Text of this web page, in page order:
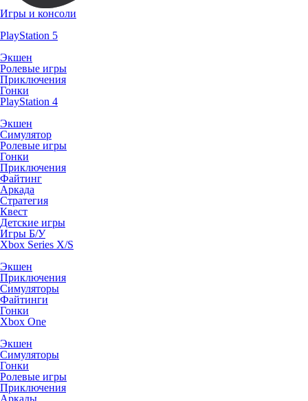
Игры и консоли
PlayStation 5
Экшен
Ролевые игры
Приключения
Гонки
PlayStation 4
Экшен
Симулятор
Ролевые игры
Гонки
Приключения
Файтинг
Аркада
Стратегия
Квест
Детские игры
Игры Б/У
Xbox Series X/S
Экшен
Приключения
Симуляторы
Файтинги
Гонки
Xbox One
Экшен
Симуляторы
Гонки
Ролевые игры
Приключения
Аркады